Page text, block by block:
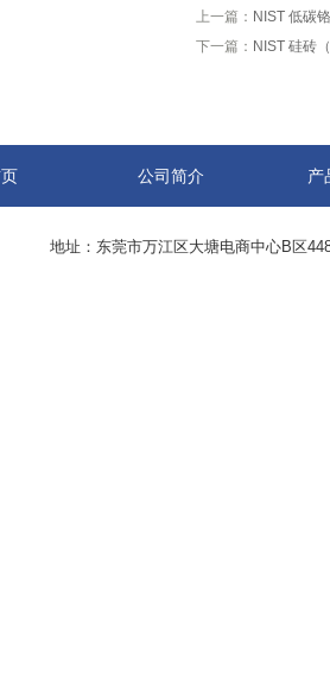
上一篇： NIST 低碳
下一篇： NIST 硅砖
公司简介 产
地址：东莞市万江区大塘电商中心B区